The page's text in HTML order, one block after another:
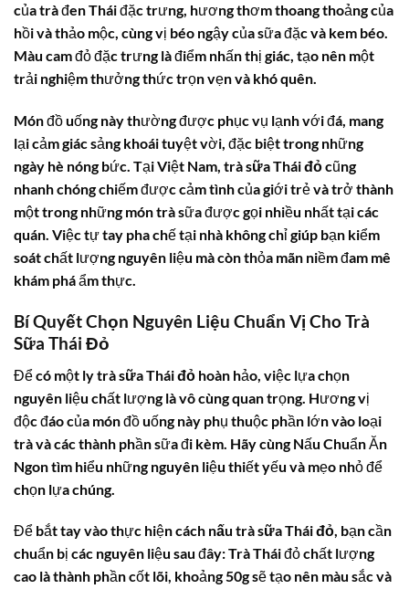
của trà đen Thái đặc trưng, hương thơm thoang thoảng của
hồi và thảo mộc, cùng vị béo ngậy của sữa đặc và kem béo.
Màu cam đỏ đặc trưng là điểm nhấn thị giác, tạo nên một
trải nghiệm thưởng thức trọn vẹn và khó quên.
Món đồ uống này thường được phục vụ lạnh với đá, mang
lại cảm giác sảng khoái tuyệt vời, đặc biệt trong những
ngày hè nóng bức. Tại Việt Nam, trà sữa Thái đỏcũng
nhanh chóng chiếm được cảm tình của giới trẻ và trở thành
một trong những món trà sữa được gọi nhiều nhất tại các
quán. Việc tự tay pha chế tại nhà không chỉ giúp bạn kiểm
soát chất lượng nguyên liệu mà còn thỏa mãn niềm đam mê
khám phá ẩm thực.
Bí Quyết Chọn Nguyên Liệu Chuẩn Vị Cho Trà
Sữa Thái Đỏ
Để có một lytrà sữa Thái đỏ hoàn hảo, việc lựa chọn
nguyên liệu chất lượng là vô cùng quan trọng. Hương vị
độc đáo của món đồ uống này phụ thuộc phần lớn vào loại
trà và các thành phần sữa đi kèm. Hãy cùng Nấu Chuẩn Ăn
Ngon tìm hiểu những nguyên liệu thiết yếu và mẹo nhỏ để
chọn lựa chúng.
Để bắt tay vào thực hiệncách nấu trà sữa Thái đỏ, bạn cần
chuẩn bị các nguyên liệu sau đây: Trà Thái đỏ chất lượng
cao là thành phần cốt lõi, khoảng 50g sẽ tạo nên màu sắc và